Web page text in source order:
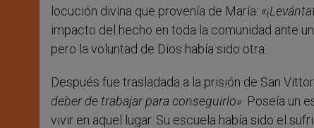
locución divina que provenía de María:
impacto del hecho en toda la comunidad ante
pero la voluntad de Dios había sido otra.
Después fue trasladada a la prisión de San
deber de trabajar para conseguirlo» . Poseía un
vivir en aquel lugar. Su escuela había sido el